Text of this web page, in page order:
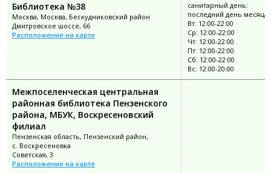
Библиотека №38
Москва, Москва, Бескудниковский район
Дмитровское шоссе, 66
Расположение на карте
санитарный день:
последний день месяца
Вт: 12:00-22:00
Ср: 12:00-22:00
Чт: 12:00-22:00
Пт: 12:00-22:00
Сб: 12:00-22:00
Вс: 12:00-20:00
Межпоселенческая центральная
районная библиотека Пензенского
района, МБУК, Воскресеновский
филиал
Пензенская область, Пензенский район,
с. Воскресеновка
Советская, 3
Расположение на карте